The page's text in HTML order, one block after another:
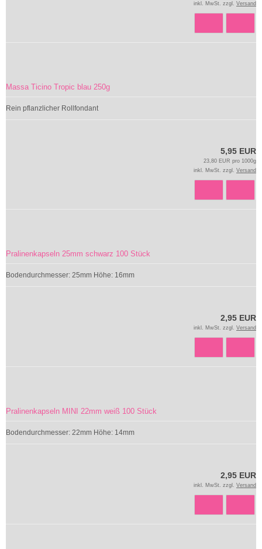
inkl. MwSt. zzgl. Versand
Massa Ticino Tropic blau 250g
Rein pflanzlicher Rollfondant
5,95 EUR
23,80 EUR pro 1000g
inkl. MwSt. zzgl. Versand
Pralinenkapseln 25mm schwarz 100 Stück
Bodendurchmesser: 25mm Höhe: 16mm
2,95 EUR
inkl. MwSt. zzgl. Versand
Pralinenkapseln MINI 22mm weiß 100 Stück
Bodendurchmesser: 22mm Höhe: 14mm
2,95 EUR
inkl. MwSt. zzgl. Versand